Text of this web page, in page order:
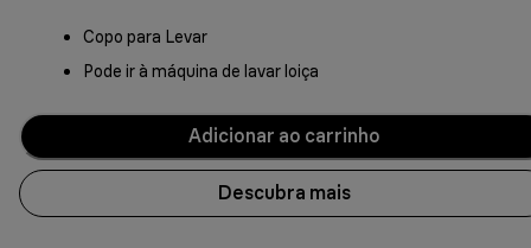
Copo para Levar
Pode ir à máquina de lavar loiça
Adicionar ao carrinho
Descubra mais